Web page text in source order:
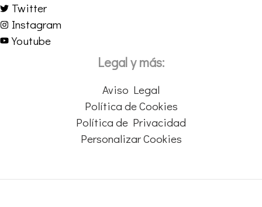
Twitter
Instagram
Youtube
Legal y más:
Aviso Legal
Política de Cookies
Política de Privacidad
Personalizar Cookies